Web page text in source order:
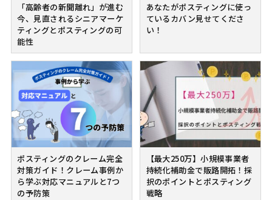
「高齢者の新聞離れ」が進む
今、見直されるシニアマーケ
ティングとポスティングの可
能性
あなたがポスティングに使っ
ているカバン見せてくださ
い！
ポスティングのクレーム完全
対策ガイド！クレーム事例か
ら学ぶ対応マニュアルと7つ
の予防策
【最大250万】小規模事業者
持続化補助金で販路開拓！採
択のポイントとポスティング
戦略